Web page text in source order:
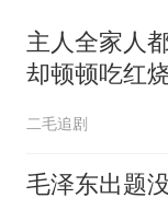
主人全家人
却顿顿吃红
二毛追剧
毛泽东出题